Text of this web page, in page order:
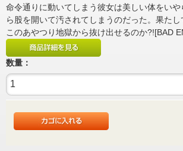
命令通りに動いてしまう彼女は美しい体をいや
ら股を開いて汚されてしまうのだった。果た
このあやつり地獄から抜け出せるのか?![BAD
数量：